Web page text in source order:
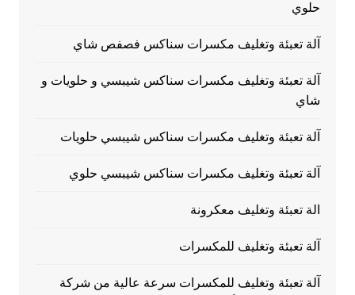
حلوي
آلة تعبئة وتغليف مكسرات سناكس فصفص شاي
آلة تعبئة وتغليف مكسرات سناكس شيبسي و حلويات و
شاي
آلة تعبئة وتغليف مكسرات سناكس شيبسي حلويات
آلة تعبئة وتغليف مكسرات سناكس شيبسي حلوي
الة تعبئة وتغليف معكرونة
آلة تعبئة وتغليف للمكسرات
آلة تعبئة وتغليف للمكسرات سرعة عالية من شركة